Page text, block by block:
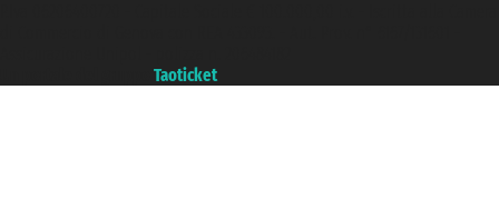
Taoticket